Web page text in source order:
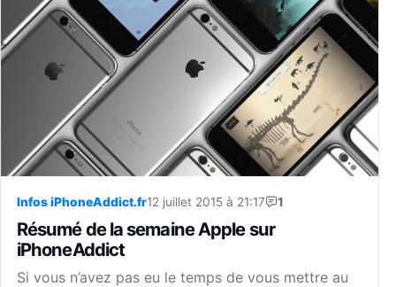
Infos iPhoneAddict.fr12 juillet 2015 à 21:17 1
Résumé de la semaine Apple sur
iPhoneAddict
Si vous n’avez pas eu le temps de vous mettre au